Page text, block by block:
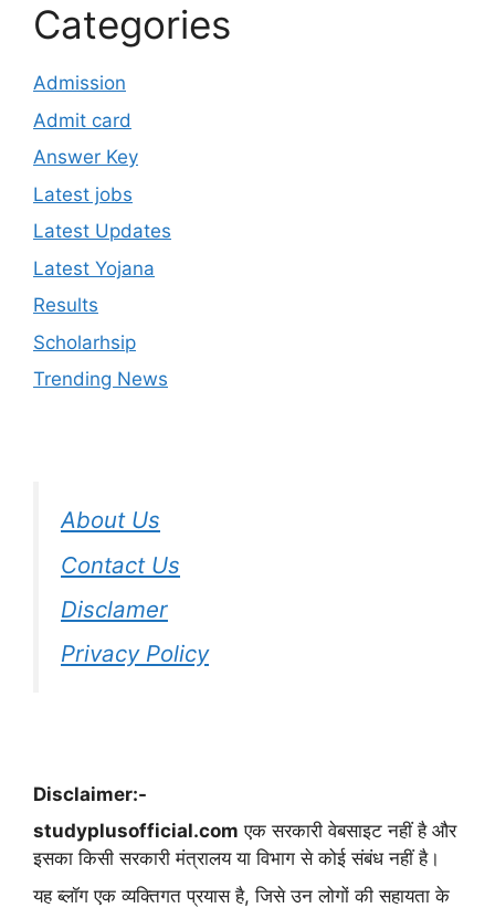
Categories
Admission
Admit card
Answer Key
Latest jobs
Latest Updates
Latest Yojana
Results
Scholarhsip
Trending News
About Us
Contact Us
Disclamer
Privacy Policy
Disclaimer:-
studyplusofficial.com एक सरकारी वेबसाइट नहीं है और
इसका किसी सरकारी मंत्रालय या विभाग से कोई संबंध नहीं है।
यह ब्लॉग एक व्यक्तिगत प्रयास है, जिसे उन लोगों की सहायता के